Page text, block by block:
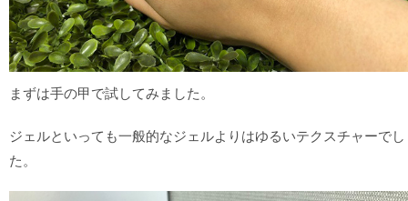
まずは手の甲で試してみました。
ジェルといっても一般的なジェルよりはゆるいテクスチャーでし
た。